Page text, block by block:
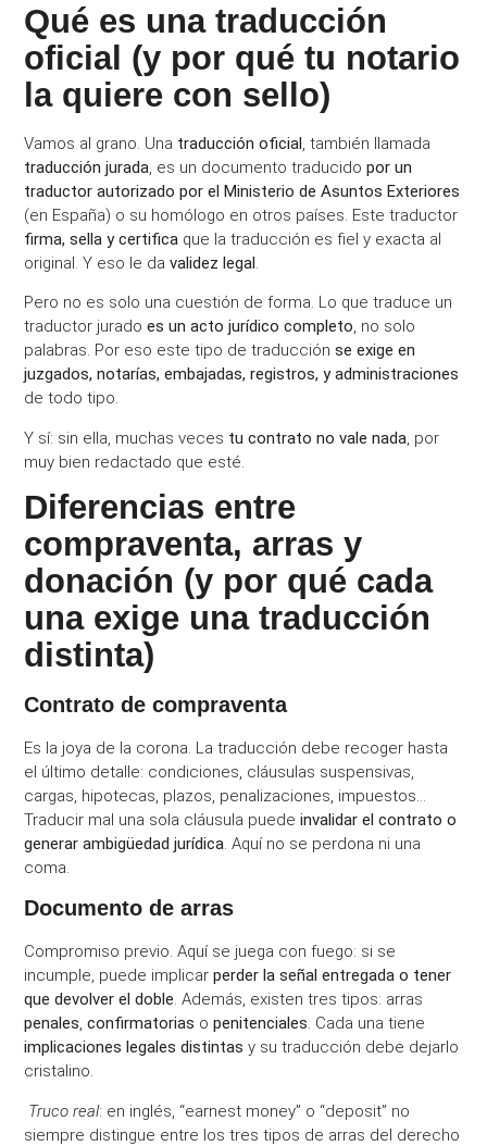
Qué es una traducción
oficial (y por qué tu notario
la quiere con sello)
Vamos al grano. Una traducción oficial, también llamada
traducción jurada, es un documento traducidopor un
traductor autorizado por el Ministerio de Asuntos Exteriores
(en España) o su homólogo en otros países. Este traductor
firma, sella y certifica que la traducción es fiel y exacta al
original. Y eso le davalidez legal.
Pero no es solo una cuestión de forma. Lo que traduce un
traductor juradoes un acto jurídico completo, no solo
palabras. Por eso este tipo de traducciónse exige en
juzgados, notarías, embajadas, registros, y administraciones
de todo tipo.
Y sí: sin ella, muchas veces tu contrato no vale nada, por
muy bien redactado que esté.
Diferencias entre
compraventa, arras y
donación (y por qué cada
una exige una traducción
distinta)
Contrato de compraventa
Es la joya de la corona. La traducción debe recoger hasta
el último detalle: condiciones, cláusulas suspensivas,
cargas, hipotecas, plazos, penalizaciones, impuestos…
Traducir mal una sola cláusula puedeinvalidar el contrato o
generar ambigüedad jurídica. Aquí no se perdona ni una
coma.
Documento de arras
Compromiso previo. Aquí se juega con fuego: si se
incumple, puede implicarperder la señal entregada o tener
que devolver el doble. Además, existen tres tipos: arras
penales,confirmatorias openitenciales. Cada una tiene
implicaciones legales distintas y su traducción debe dejarlo
cristalino.
Truco real: en inglés, “earnest money” o “deposit” no
siempre distingue entre los tres tipos de arras del derecho